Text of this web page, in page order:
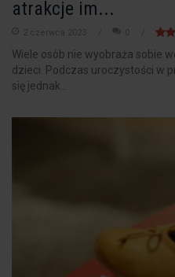
atrakcje im...
2 czerwca 2023 0
Wiele osób nie wyobraża sobie
dzieci. Podczas uroczystości w
się jednak...